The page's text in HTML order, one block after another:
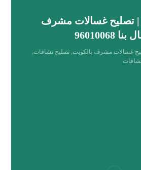
| تصليح غسالات مشرف
غسالات مشرف بالكويت ,تصليح نشافات